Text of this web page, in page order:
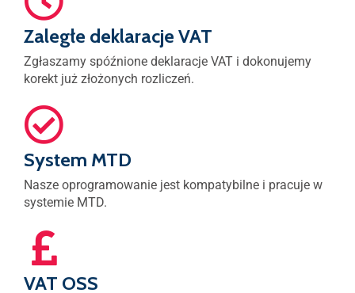
Zaległe deklaracje VAT
Zgłaszamy spóźnione deklaracje VAT i dokonujemy
korekt już złożonych rozliczeń.
System MTD
Nasze oprogramowanie jest kompatybilne i pracuje w
systemie MTD.
VAT OSS